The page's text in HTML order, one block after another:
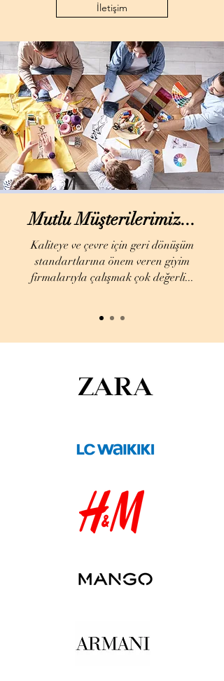
İletişim
Mutlu Müşterilerimiz...
Kaliteye ve çevre için geri dönüşüm
standartlarına önem veren giyim
firmalarıyla çalışmak çok değerli...